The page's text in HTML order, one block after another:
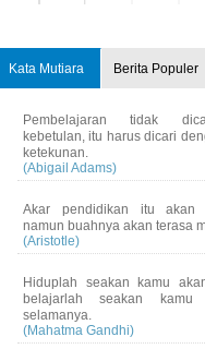
Kata Mutiara Berita Populer
Pembelajaran tidak
kebetulan, itu harus dicari
ketekunan.
(Abigail Adams)
Akar pendidikan itu akan
namun buahnya akan terasa
(Aristotle)
Hiduplah seakan kamu
belajarlah seakan
selamanya.
(Mahatma Gandhi)